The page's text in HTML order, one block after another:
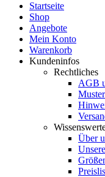
Startseite
Shop
Angebote
Mein Konto
Warenkorb
Kundeninfos
Rechtliches
AGB
Über